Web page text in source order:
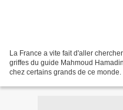
La France a vite fait d'aller
griffes du guide Mahmoud
chez certains grands de ce